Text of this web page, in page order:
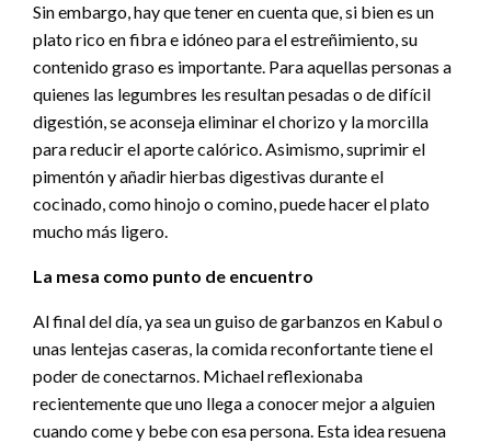
Sin embargo, hay que tener en cuenta que, si bien es un
plato rico en fibra e idóneo para el estreñimiento, su
contenido graso es importante. Para aquellas personas a
quienes las legumbres les resultan pesadas o de difícil
digestión, se aconseja eliminar el chorizo y la morcilla
para reducir el aporte calórico. Asimismo, suprimir el
pimentón y añadir hierbas digestivas durante el
cocinado, como hinojo o comino, puede hacer el plato
mucho más ligero.
La mesa como punto de encuentro
Al final del día, ya sea un guiso de garbanzos en Kabul o
unas lentejas caseras, la comida reconfortante tiene el
poder de conectarnos. Michael reflexionaba
recientemente que uno llega a conocer mejor a alguien
cuando come y bebe con esa persona. Esta idea resuena